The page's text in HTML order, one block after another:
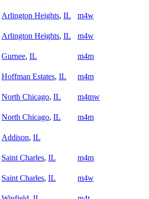
Arlington Heights, IL
m4w
Arlington Heights, IL
m4w
Gurnee, IL
m4m
Hoffman Estates, IL
m4m
North Chicago, IL
m4mw
North Chicago, IL
m4m
Addison, IL
Saint Charles, IL
m4m
Saint Charles, IL
m4w